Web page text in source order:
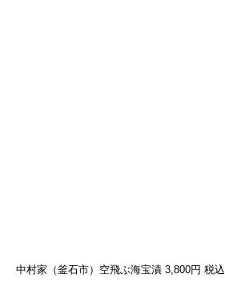
中村家（釜石市）空飛ぶ海宝漬 3,800円 税込